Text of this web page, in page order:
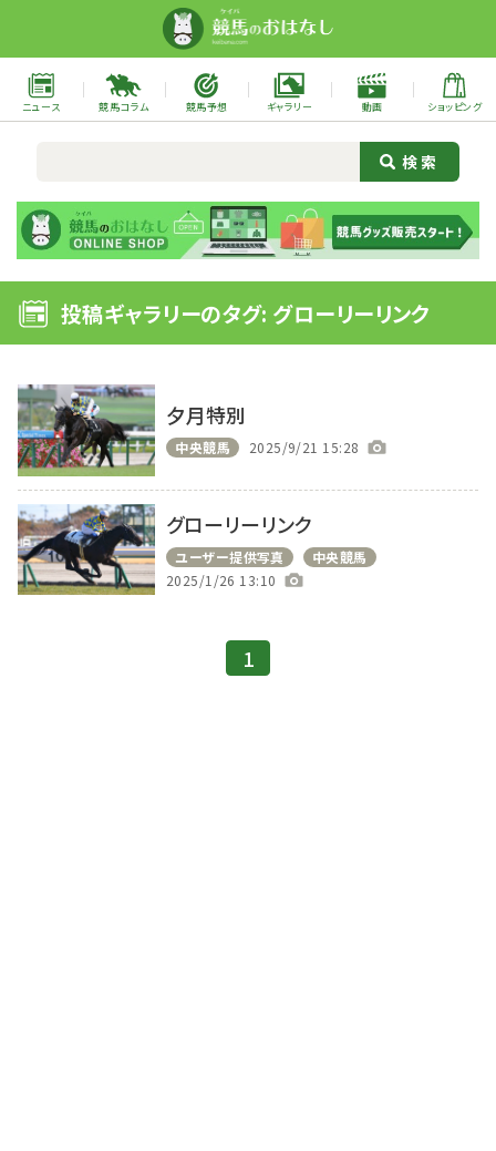
ニュース 競馬コラム 競馬予想 ギャラリー 動画 ショッピング
投稿ギャラリーのタグ: グローリーリンク
夕月特別
中央競馬 2025/9/21 15:28
グローリーリンク
ユーザー提供写真
中央競馬
2025/1/26 13:10
1